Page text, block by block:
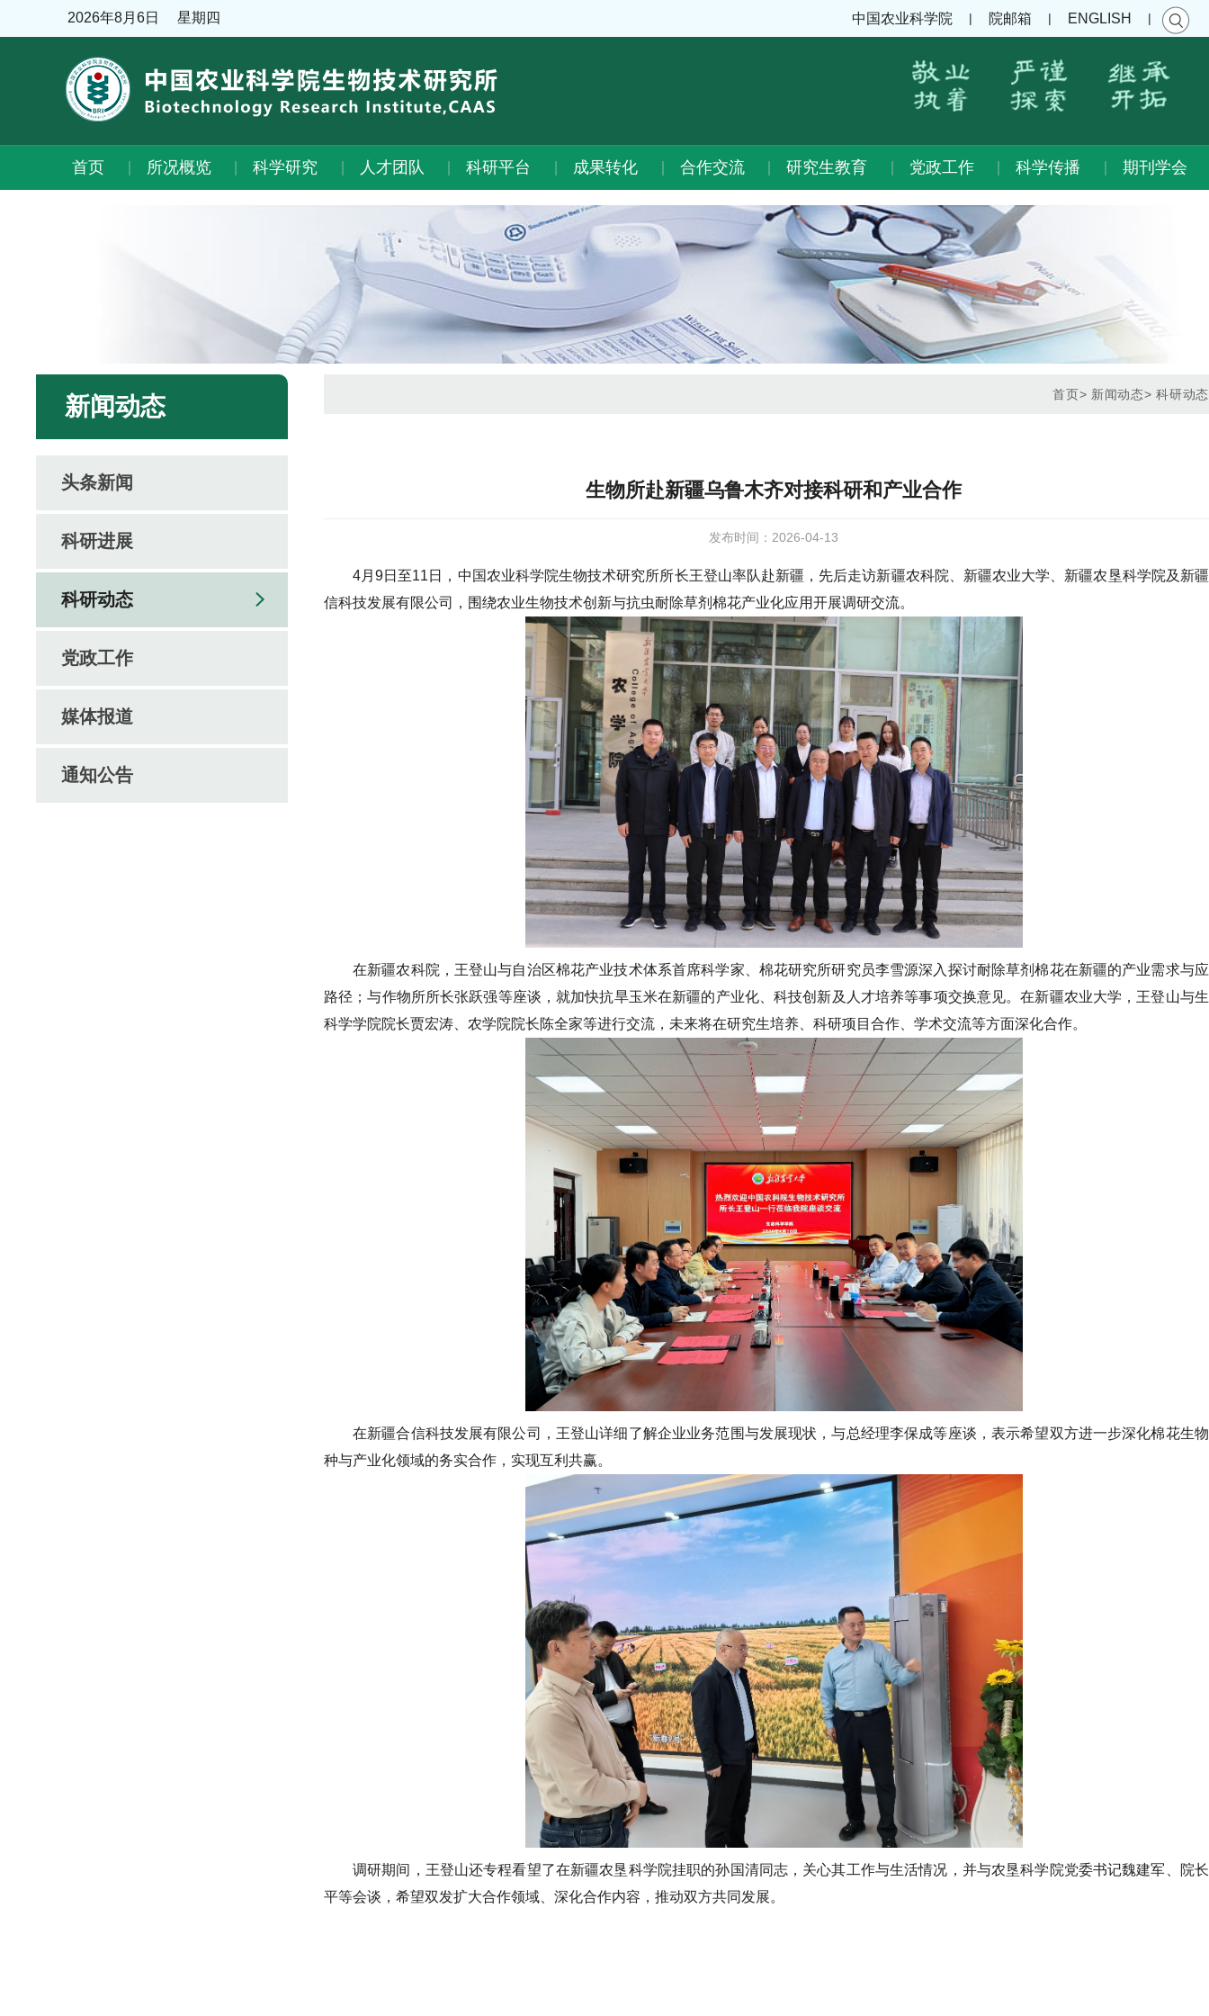
2026年8月6日 星期四 中国农业科学院 | 院邮箱 | ENGLISH |
首页 所况概览 科学研究 人才团队 科研平台 成果转化 合作交流 研究生教育 党政工作 科学传播 期刊学会
新闻动态
头条新闻
科研进展
科研动态
党政工作
媒体报道
通知公告
首页> 新闻动态>科研动态
生物所赴新疆乌鲁木齐对接科研和产业合作
发布时间：2026-04-13
4月9日至11日，中国农业科学院生物技术研究所所长王登山率队赴新疆，先后走访新疆农科院、新疆农业大学、新疆农垦科学院及新
信科技发展有限公司，围绕农业生物技术创新与抗虫耐除草剂棉花产业化应用开展调研交流。
在新疆农科院，王登山与自治区棉花产业技术体系首席科学家、棉花研究所研究员李雪源深入探讨耐除草剂棉花在新疆的产业需求与
路径；与作物所所长张跃强等座谈，就加快抗旱玉米在新疆的产业化、科技创新及人才培养等事项交换意见。在新疆农业大学，王登山与
科学学院院长贾宏涛、农学院院长陈全家等进行交流，未来将在研究生培养、科研项目合作、学术交流等方面深化合作。
在新疆合信科技发展有限公司，王登山详细了解企业业务范围与发展现状，与总经理李保成等座谈，表示希望双方进一步深化棉花生
种与产业化领域的务实合作，实现互利共赢。
调研期间，王登山还专程看望了在新疆农垦科学院挂职的孙国清同志，关心其工作与生活情况，并与农垦科学院党委书记魏建军、院
平等会谈，希望双发扩大合作领域、深化合作内容，推动双方共同发展。